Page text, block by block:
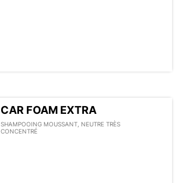
CAR FOAM EXTRA
SHAMPOOING MOUSSANT, NEUTRE TRÈS
CONCENTRÉ